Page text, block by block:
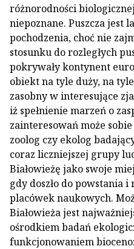
różnorodności
niepoznane. Puszcza jest
pochodzenia, choć nie
stosunku do rozległych
pokrywały kontynent
obiekt na tyle duży, na
zasobny w interesujące
iż spełnienie marzeń o
zainteresowań może
zoolog czy ekolog
coraz liczniejszej grupy
Białowieżę jako swoje
gdy doszło do powstania
placówek naukowych.
Białowieża jest
ośrodkiem badań
funkcjonowaniem